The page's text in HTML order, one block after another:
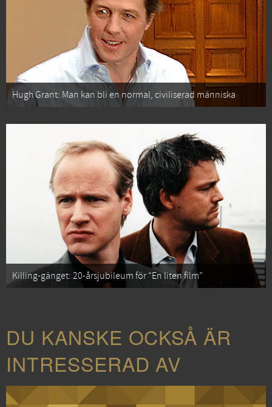
Hugh Grant: Man kan bli en normal, civiliserad människa
Killing-gänget: 20-årsjubileum för “En liten film”
DU KANSKE OCKSÅ ÄR
INTRESSERAD AV